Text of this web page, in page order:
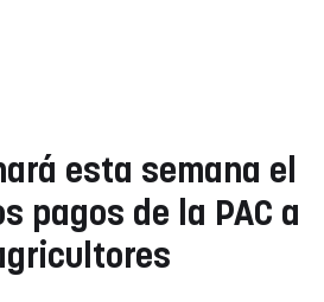
esta semana el
pagos de la PAC a